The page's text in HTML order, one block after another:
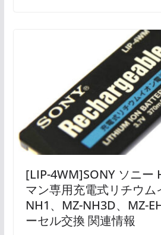
[LIP-4WM]SONY ソニー
マン専用充電式リチウム
NH1、MZ-NH3D、MZ-
ーセル交換 関連情報